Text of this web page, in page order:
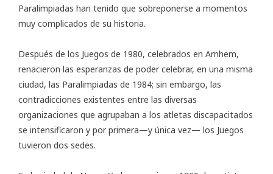
Paralimpiadas han tenido que sobreponerse a momentos
muy complicados de su historia.
Después de los Juegos de 1980, celebrados en Arnhem,
renacieron las esperanzas de poder celebrar, en una misma
ciudad, las Paralimpiadas de 1984; sin embargo, las
contradicciones existentes entre las diversas
organizaciones que agrupaban a los atletas discapacitados
se intensificaron y por primera—y única vez— los Juegos
tuvieron dos sedes.